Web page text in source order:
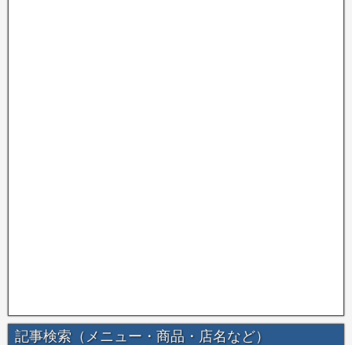
記事検索（メニュー・商品・店名など）